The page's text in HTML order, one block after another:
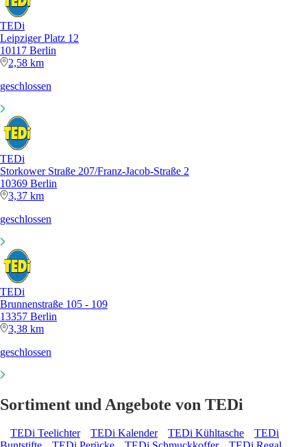
TEDi
Leipziger Platz 12
10117 Berlin
2,58 km
geschlossen
TEDi
Storkower Straße 207/Franz-Jacob-Straße 2
10369 Berlin
3,37 km
geschlossen
TEDi
Brunnenstraße 105 - 109
13357 Berlin
3,38 km
geschlossen
Sortiment und Angebote von TEDi
TEDi Teelichter TEDi Kalender TEDi Kühltasche
TEDi